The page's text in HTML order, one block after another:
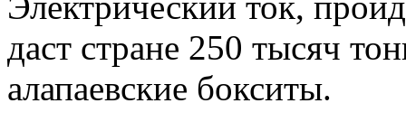
даст стране 250 тысяч
алапаевские бокситы.